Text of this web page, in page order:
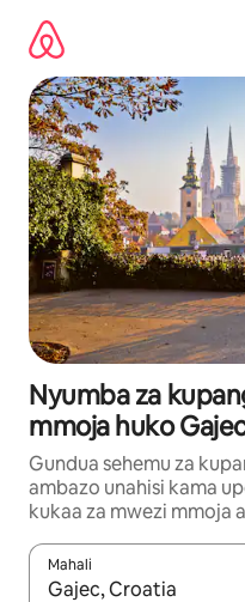
kwenda
kwenye
maudhui
Nyumba za
mmoja huko
Gundua sehemu za
ambazo unahisi kama
kukaa za mwezi mmoja
Mahali
Wakati matokeo